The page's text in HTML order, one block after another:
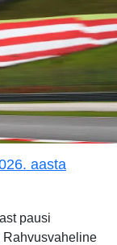
aasta
pausi
Rahvusvaheline